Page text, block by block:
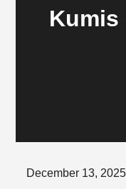
Kumis
Posted
December 13, 2025